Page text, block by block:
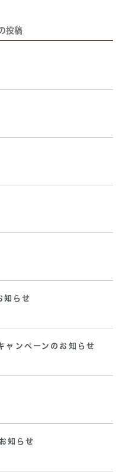
投稿
知らせ
ャンペーンのお知らせ
知らせ